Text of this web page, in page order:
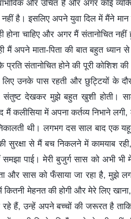
और उचित है और अगर कोई
है। इसलिए अपने युवा दिल में मैंने
होना चाहिए और अगर मैं संतानोचित नहीं
मैं अपने माता-पिता की बात बहुत
प्रति संतानोचित होने की पूरी कोशिश
उनके पास रहती और छुट्टियों के
संतुष्ट देखकर मुझे बहुत खुशी होती।
मैं कलीसिया में अपना कर्तव्य निभाने
थी। लगभग दस साल बाद एक
सुरक्षा से मैं बच निकलने में कामयाब
समझा पाई। मेरी बुजुर्ग सास को अभी
और सास को फँसाया जा रहा है, मुझे
कितनी मेहनत की होगी और मेरे लिए
रहे हैं, उन्हें अपने बच्चों की जरूरत है